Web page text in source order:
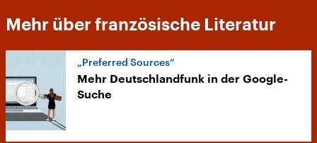
Mehr über französische Literatur
„Preferred Sources“
Mehr Deutschlandfunk in der Google-
Suche